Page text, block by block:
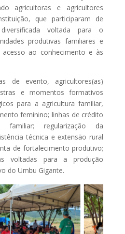
agricultoras e agricultores
que participaram de
voltada para o
produtivas familiares e
ao conhecimento e às
de evento, agricultores(as)
e momentos formativos
para a agricultura familiar,
feminino; linhas de crédito
regularização da
técnica e extensão rural
de fortalecimento produtivo;
voltadas para a produção
do Umbu Gigante.